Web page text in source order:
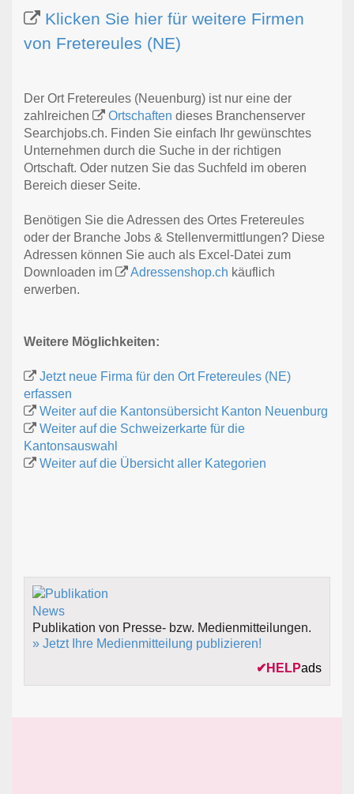
Klicken Sie hier für weitere Firmen
von Fretereules (NE)
Der Ort Fretereules (Neuenburg) ist nur eine der
zahlreichen
Ortschaften dieses Branchenserver
Searchjobs.ch. Finden Sie einfach Ihr gewünschtes
Unternehmen durch die Suche in der richtigen
Ortschaft. Oder nutzen Sie das Suchfeld im oberen
Bereich dieser Seite.
Benötigen Sie die Adressen des Ortes Fretereules
oder der Branche Jobs & Stellenvermittlungen? Diese
Adressen können Sie auch als Excel-Datei zum
Downloaden im
Adressenshop.ch käuflich
erwerben.
Weitere Möglichkeiten:
Jetzt neue Firma für den Ort Fretereules (NE)
erfassen
Weiter auf die Kantonsübersicht Kanton Neuenburg
Weiter auf die Schweizerkarte für die
Kantonsauswahl
Weiter auf die Übersicht aller Kategorien
Publikation von Presse- bzw. Medienmitteilungen.
» Jetzt Ihre Medienmitteilung publizieren!
✔ HELPads